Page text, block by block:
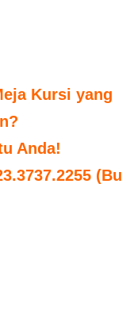
Kursi yang
Anda!
(Bu